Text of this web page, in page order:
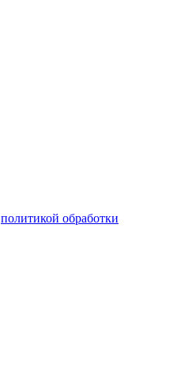
политикой обработки